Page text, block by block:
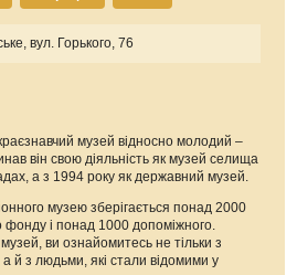
вул. Горького, 76
музей відносно молодий –
він свою діяльність як музей селища
а з 1994 року як державний музей.
музею зберігається понад 2000
фонду і понад 1000 допоміжного.
ви ознайомитесь не тільки з
й з людьми, які стали відомими у